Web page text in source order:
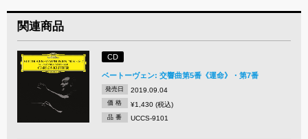
関連商品
CD
ベートーヴェン: 交響曲第5番《運命》・第7番
発売日 2019.09.04
価 格 ¥1,430 (税込)
品 番 UCCS-9101